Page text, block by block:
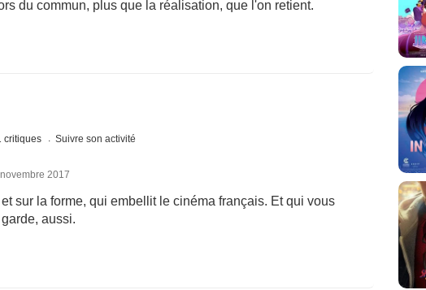
du commun, plus que la réalisation, que l'on retient.
critiques Suivre son activité
2017
sur la forme, qui embellit le cinéma français. Et qui vous
aussi.